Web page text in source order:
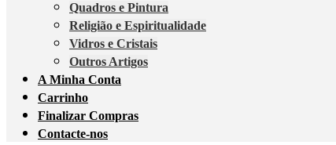
Quadros e Pintura
Religião e Espiritualidade
Vidros e Cristais
Outros Artigos
A Minha Conta
Carrinho
Finalizar Compras
Contacte-nos